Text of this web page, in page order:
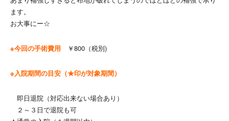
ます。
お大事にー☆
※今回の手術費用 ￥800（税別)
※入院期間の目安（★印が対象期間）
即日退院（対応出来ない場合あり）
２～３日で退院も可